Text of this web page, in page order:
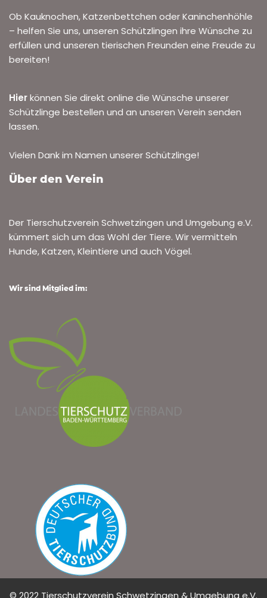
Ob Kauknochen, Katzenbettchen oder Kaninchenhöhle
– helfen Sie uns, unseren Schützlingen ihre Wünsche zu
erfüllen und unseren tierischen Freunden eine Freude zu
bereiten!
Hierkönnen Sie direkt online die Wünsche unserer
Schützlinge bestellen und an unseren Verein senden
lassen.
Vielen Dank im Namen unserer Schützlinge!
Über den Verein
Der Tierschutzverein Schwetzingen und Umgebung e.V.
kümmert sich um das Wohl der Tiere. Wir vermitteln
Hunde, Katzen, Kleintiere und auch Vögel.
Wir sind Mitglied im:
© 2022 Tierschutzverein Schwetzingen & Umgebung e.V.